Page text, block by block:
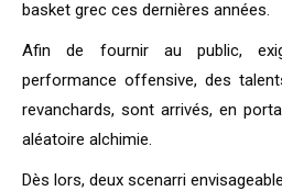
basket grec ces dernières années.
Afin de fournir au public,
performance offensive, des
revanchards, sont arrivés, en
aléatoire alchimie.
Dès lors, deux scenarri